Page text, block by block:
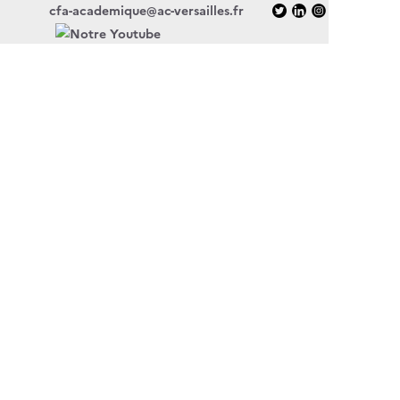
cfa-academique@ac-versailles.fr